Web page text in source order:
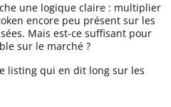
une logique claire : multiplier
encore peu présent sur les
Mais est-ce suffisant pour
sur le marché ?
listing qui en dit long sur les